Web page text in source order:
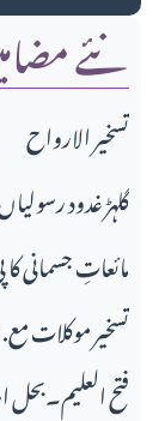
نئے
تسخير الارواح
گلہڑ غدود
مائعاتِ جسمانی
تسخیر موکلات
فتح العلیم۔بحل